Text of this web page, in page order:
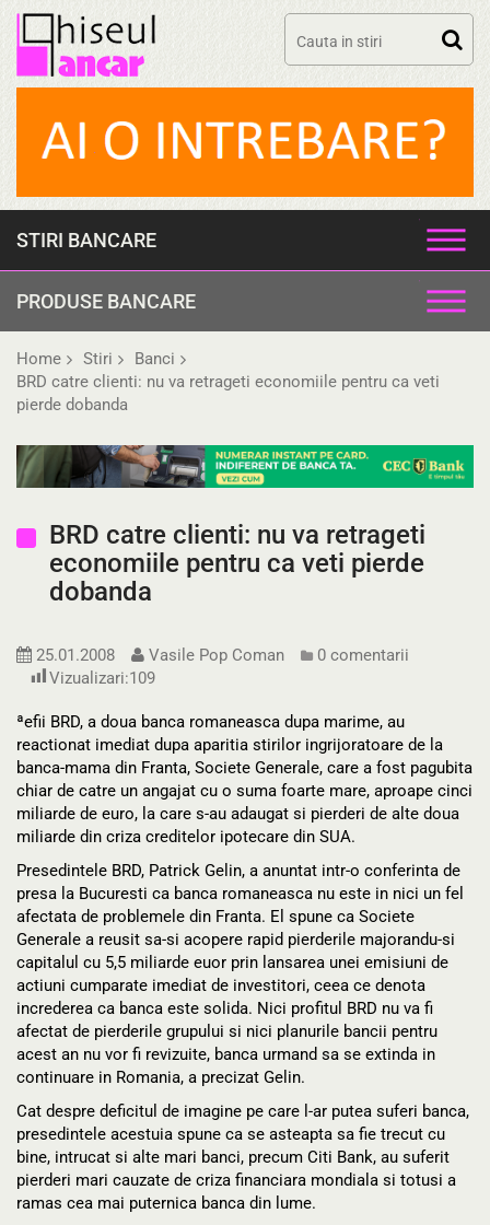
Skip
STIRI BANCARE
PRODUSE BANCARE
Home Stiri
Banci
BRD catre clienti: nu va retrageti economiile pentru ca veti
pierde dobanda
BRD catre clienti: nu va retrageti
economiile pentru ca veti pierde
dobanda
25.01.2008 Vasile Pop Coman
0 comentarii
Vizualizari:109
ªefii BRD, a doua banca romaneasca dupa marime, au
reactionat imediat dupa aparitia stirilor ingrijoratoare de la
banca-mama din Franta, Societe Generale, care a fost pagubita
chiar de catre un angajat cu o suma foarte mare, aproape cinci
miliarde de euro, la care s-au adaugat si pierderi de alte doua
miliarde din criza creditelor ipotecare din SUA.
Presedintele BRD, Patrick Gelin, a anuntat intr-o conferinta de
presa la Bucuresti ca banca romaneasca nu este in nici un fel
afectata de problemele din Franta. El spune ca Societe
Generale a reusit sa-si acopere rapid pierderile majorandu-si
capitalul cu 5,5 miliarde euor prin lansarea unei emisiuni de
actiuni cumparate imediat de investitori, ceea ce denota
increderea ca banca este solida. Nici profitul BRD nu va fi
afectat de pierderile grupului si nici planurile bancii pentru
acest an nu vor fi revizuite, banca urmand sa se extinda in
continuare in Romania, a precizat Gelin.
Cat despre deficitul de imagine pe care l-ar putea suferi banca,
presedintele acestuia spune ca se asteapta sa fie trecut cu
bine, intrucat si alte mari banci, precum Citi Bank, au suferit
pierderi mari cauzate de criza financiara mondiala si totusi a
ramas cea mai puternica banca din lume.